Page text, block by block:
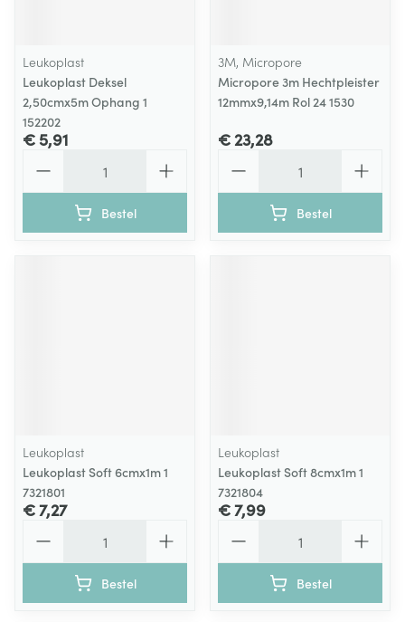
Leukoplast
Leukoplast Deksel
2,50cmx5m Ophang 1
152202
€ 5,91
Bestel
3M, Micropore
Micropore 3m Hechtpleister
12mmx9,14m Rol 24 1530
€ 23,28
Bestel
Leukoplast
Leukoplast Soft 6cmx1m 1
7321801
€ 7,27
Bestel
Leukoplast
Leukoplast Soft 8cmx1m 1
7321804
€ 7,99
Bestel